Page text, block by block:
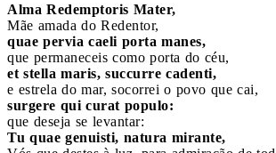
Alma Redemptoris Mater,
Mãe amada do Redentor,
quae pervia caeli porta manes,
que permaneceis como porta do céu,
et stella maris, succurre cadenti,
e estrela do mar, socorrei o povo que cai,
surgere qui curat populo:
que deseja se levantar:
Tu quae genuisti, natura mirante,